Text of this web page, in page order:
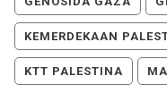
KEMERDEKAAN
KTT PALESTINA MA